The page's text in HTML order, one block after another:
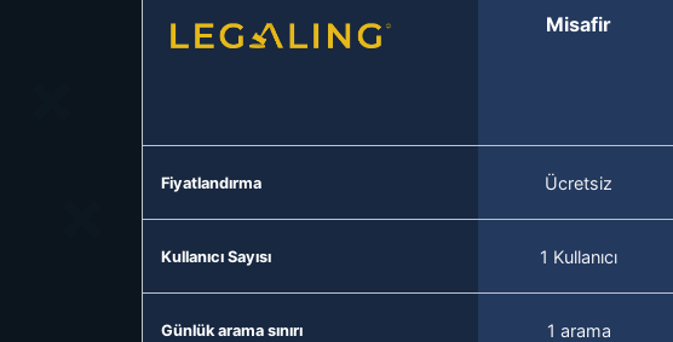
Misafir
Fiyatlandırma Ücretsiz
Kullanıcı Sayısı 1 Kullanıcı
Günlük arama sınırı 1 arama